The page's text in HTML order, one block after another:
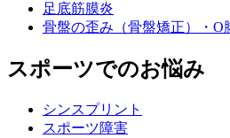
足底筋膜炎
骨盤の歪み（骨盤矯正）・O
スポーツでのお悩み
シンスプリント
スポーツ障害